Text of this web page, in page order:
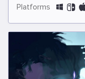
Platforms